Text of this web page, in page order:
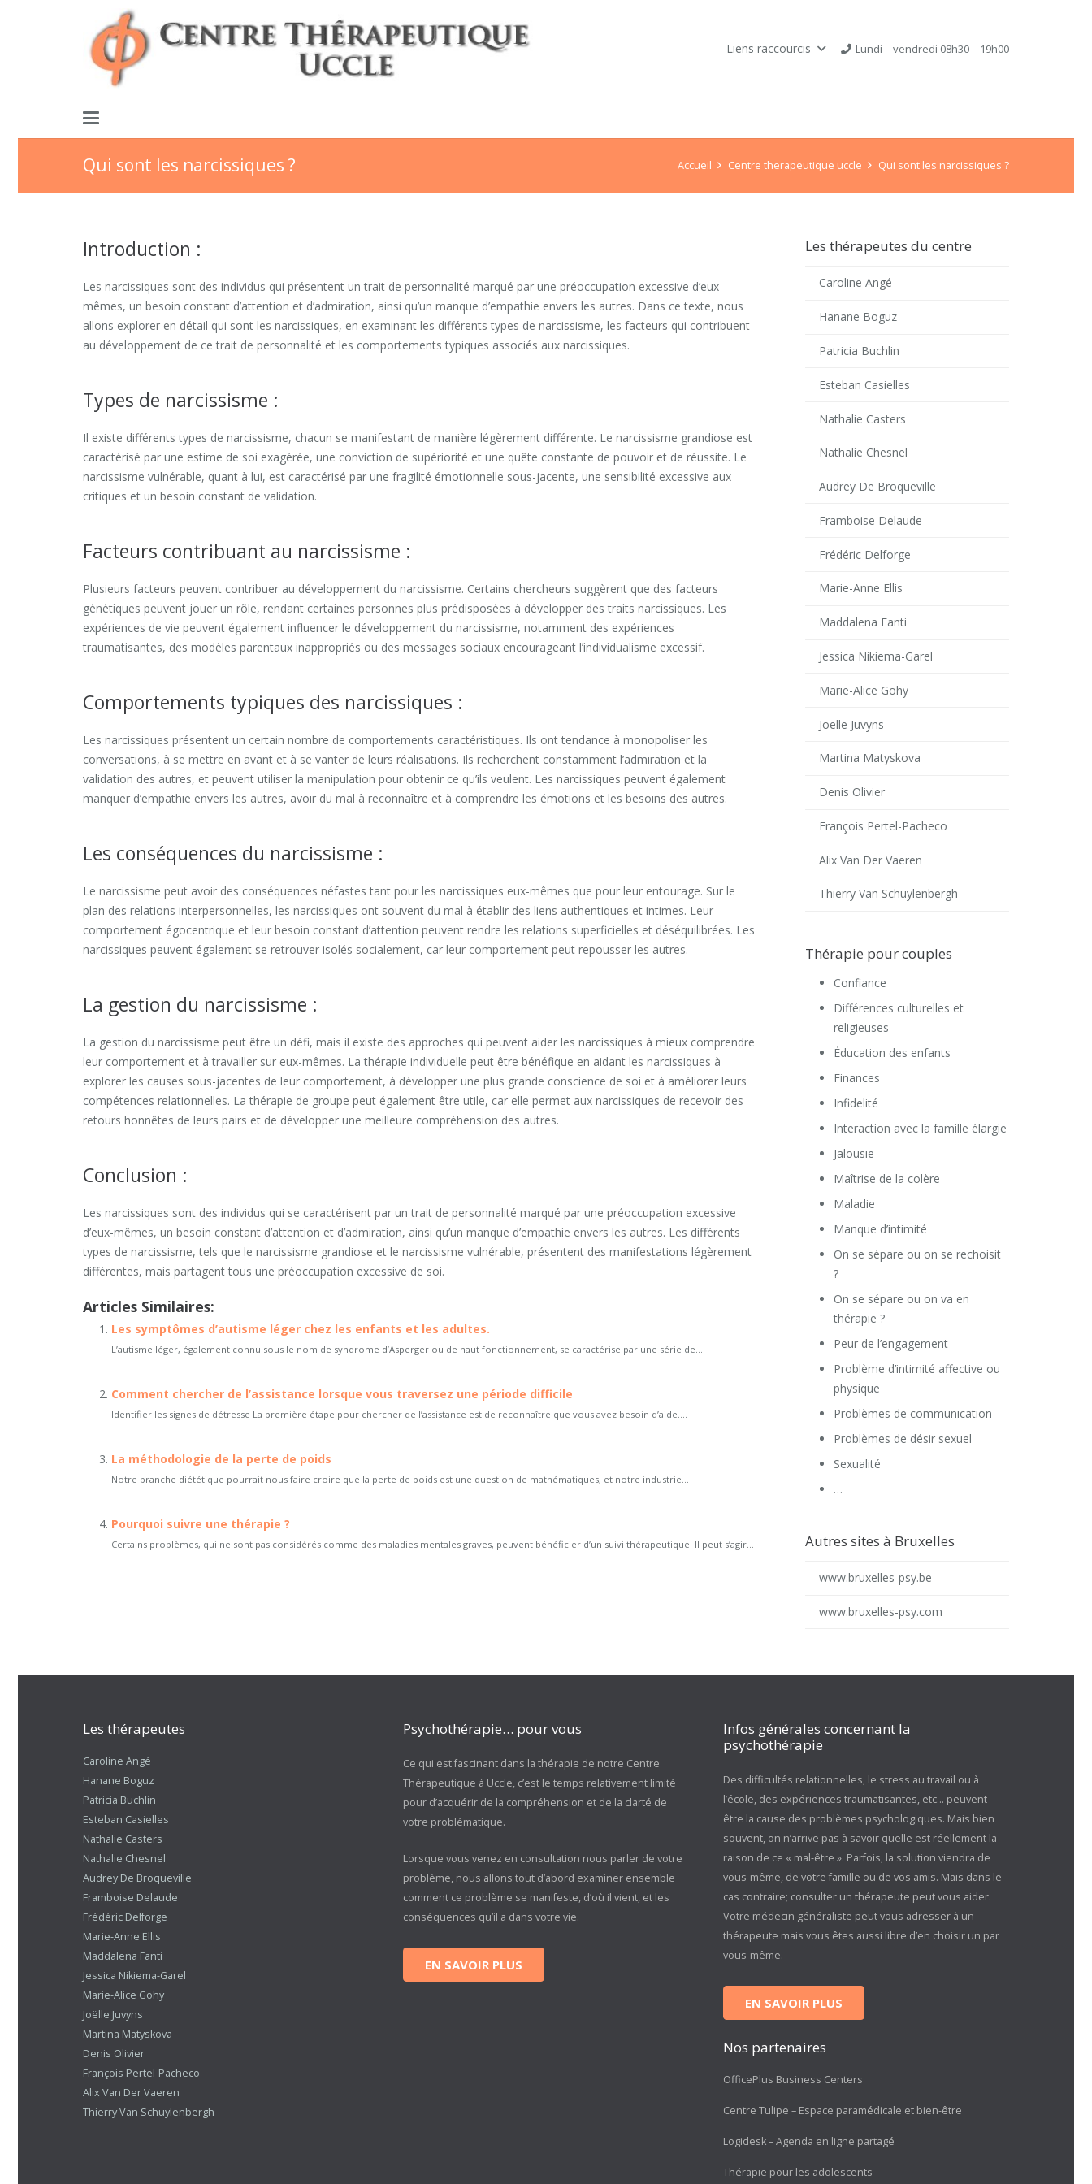
Liens raccourcis Lundi – vendredi 08h30 – 19h00
Qui sont les narcissiques ? Accueil Centre therapeutique uccle Qui sont les narcissiques ?
Introduction :
Les narcissiques sont des individus qui présentent un trait de personnalité marqué par une préoccupation excessive d’eux-
mêmes, un besoin constant d’attention et d’admiration, ainsi qu’un manque d’empathie envers les autres. Dans ce texte, nous
allons explorer en détail qui sont les narcissiques, en examinant les différents types de narcissisme, les facteurs qui contribuent
au développement de ce trait de personnalité et les comportements typiques associés aux narcissiques.
Types de narcissisme :
Il existe différents types de narcissisme, chacun se manifestant de manière légèrement différente. Le narcissisme grandiose est
caractérisé par une estime de soi exagérée, une conviction de supériorité et une quête constante de pouvoir et de réussite. Le
narcissisme vulnérable, quant à lui, est caractérisé par une fragilité émotionnelle sous-jacente, une sensibilité excessive aux
critiques et un besoin constant de validation.
Facteurs contribuant au narcissisme :
Plusieurs facteurs peuvent contribuer au développement du narcissisme. Certains chercheurs suggèrent que des facteurs
génétiques peuvent jouer un rôle, rendant certaines personnes plus prédisposées à développer des traits narcissiques. Les
expériences de vie peuvent également influencer le développement du narcissisme, notamment des expériences
traumatisantes, des modèles parentaux inappropriés ou des messages sociaux encourageant l’individualisme excessif.
Comportements typiques des narcissiques :
Les narcissiques présentent un certain nombre de comportements caractéristiques. Ils ont tendance à monopoliser les
conversations, à se mettre en avant et à se vanter de leurs réalisations. Ils recherchent constamment l’admiration et la
validation des autres, et peuvent utiliser la manipulation pour obtenir ce qu’ils veulent. Les narcissiques peuvent également
manquer d’empathie envers les autres, avoir du mal à reconnaître et à comprendre les émotions et les besoins des autres.
Les conséquences du narcissisme :
Le narcissisme peut avoir des conséquences néfastes tant pour les narcissiques eux-mêmes que pour leur entourage. Sur le
plan des relations interpersonnelles, les narcissiques ont souvent du mal à établir des liens authentiques et intimes. Leur
comportement égocentrique et leur besoin constant d’attention peuvent rendre les relations superficielles et déséquilibrées. Les
narcissiques peuvent également se retrouver isolés socialement, car leur comportement peut repousser les autres.
La gestion du narcissisme :
La gestion du narcissisme peut être un défi, mais il existe des approches qui peuvent aider les narcissiques à mieux comprendre
leur comportement et à travailler sur eux-mêmes. La thérapie individuelle peut être bénéfique en aidant les narcissiques à
explorer les causes sous-jacentes de leur comportement, à développer une plus grande conscience de soi et à améliorer leurs
compétences relationnelles. La thérapie de groupe peut également être utile, car elle permet aux narcissiques de recevoir des
retours honnêtes de leurs pairs et de développer une meilleure compréhension des autres.
Conclusion :
Les narcissiques sont des individus qui se caractérisent par un trait de personnalité marqué par une préoccupation excessive
d’eux-mêmes, un besoin constant d’attention et d’admiration, ainsi qu’un manque d’empathie envers les autres. Les différents
types de narcissisme, tels que le narcissisme grandiose et le narcissisme vulnérable, présentent des manifestations légèrement
différentes, mais partagent tous une préoccupation excessive de soi.
Articles Similaires:
Les symptômes d’autisme léger chez les enfants et les adultes.
L’autisme léger, également connu sous le nom de syndrome d’Asperger ou de haut fonctionnement, se caractérise par une série de...
Comment chercher de l’assistance lorsque vous traversez une période difficile
Identifier les signes de détresse La première étape pour chercher de l’assistance est de reconnaître que vous avez besoin d’aide....
La méthodologie de la perte de poids
Notre branche diététique pourrait nous faire croire que la perte de poids est une question de mathématiques, et notre industrie...
Pourquoi suivre une thérapie ?
Certains problèmes, qui ne sont pas considérés comme des maladies mentales graves, peuvent bénéficier d’un suivi thérapeutique. Il peut s’agir...
Les thérapeutes du centre
Caroline Angé
Hanane Boguz
Patricia Buchlin
Esteban Casielles
Nathalie Casters
Nathalie Chesnel
Audrey De Broqueville
Framboise Delaude
Frédéric Delforge
Marie-Anne Ellis
Maddalena Fanti
Jessica Nikiema-Garel
Marie-Alice Gohy
Joëlle Juvyns
Martina Matyskova
Denis Olivier
François Pertel-Pacheco
Alix Van Der Vaeren
Thierry Van Schuylenbergh
Thérapie pour couples
Confiance
Différences culturelles et
religieuses
Éducation des enfants
Finances
Infidelité
Interaction avec la famille élargie
Jalousie
Maîtrise de la colère
Maladie
Manque d’intimité
On se sépare ou on se rechoisit
?
On se sépare ou on va en
thérapie ?
Peur de l’engagement
Problème d’intimité affective ou
physique
Problèmes de communication
Problèmes de désir sexuel
Sexualité
…
Autres sites à Bruxelles
www.bruxelles-psy.be
www.bruxelles-psy.com
Les thérapeutes
Caroline Angé
Hanane Boguz
Patricia Buchlin
Esteban Casielles
Nathalie Casters
Nathalie Chesnel
Audrey De Broqueville
Framboise Delaude
Frédéric Delforge
Marie-Anne Ellis
Maddalena Fanti
Jessica Nikiema-Garel
Marie-Alice Gohy
Joëlle Juvyns
Martina Matyskova
Denis Olivier
François Pertel-Pacheco
Alix Van Der Vaeren
Thierry Van Schuylenbergh
Psychothérapie… pour vous
Ce qui est fascinant dans la thérapie de notre Centre
Thérapeutique à Uccle, c’est le temps relativement limité
pour d’acquérir de la compréhension et de la clarté de
votre problématique.
Lorsque vous venez en consultation nous parler de votre
problème, nous allons tout d’abord examiner ensemble
comment ce problème se manifeste, d’où il vient, et les
conséquences qu’il a dans votre vie.
EN SAVOIR PLUS
Infos générales concernant la
psychothérapie
Des difficultés relationnelles, le stress au travail ou à
l’école, des expériences traumatisantes, etc… peuvent
être la cause des problèmes psychologiques. Mais bien
souvent, on n’arrive pas à savoir quelle est réellement la
raison de ce « mal-être ». Parfois, la solution viendra de
vous-même, de votre famille ou de vos amis. Mais dans le
cas contraire; consulter un thérapeute peut vous aider.
Votre médecin généraliste peut vous adresser à un
thérapeute mais vous êtes aussi libre d’en choisir un par
vous-même.
EN SAVOIR PLUS
Nos partenaires
OfficePlus Business Centers
Centre Tulipe – Espace paramédicale et bien-être
Logidesk – Agenda en ligne partagé
Thérapie pour les adolescents